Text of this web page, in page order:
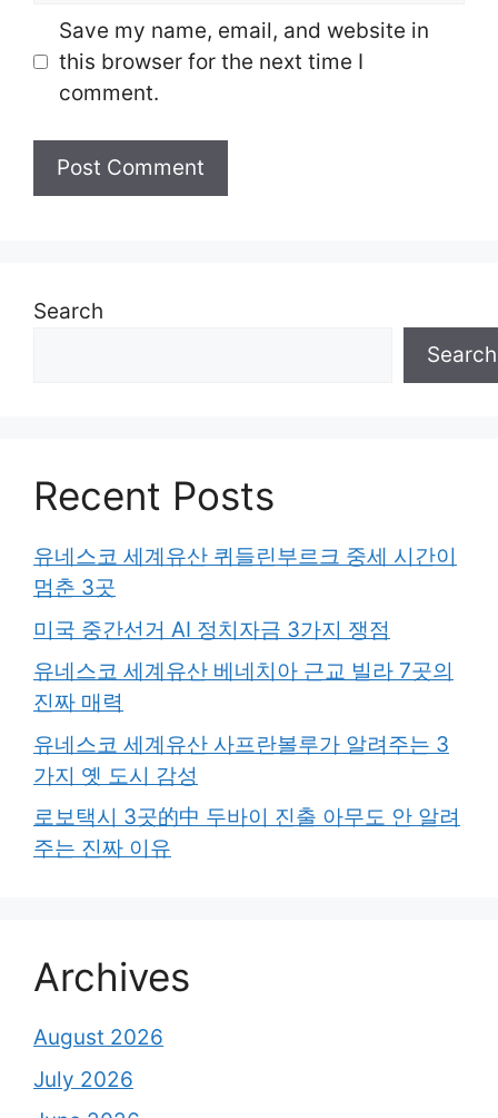
Save my name, email, and website in
this browser for the next time I
comment.
Search
Search
Recent Posts
유네스코 세계유산 퀴들린부르크 중세 시간이
멈춘 3곳
미국 중간선거 AI 정치자금 3가지 쟁점
유네스코 세계유산 베네치아 근교 빌라 7곳의
진짜 매력
유네스코 세계유산 사프란볼루가 알려주는 3
가지 옛 도시 감성
로보택시 3곳的中 두바이 진출 아무도 안 알려
주는 진짜 이유
Archives
August 2026
July 2026